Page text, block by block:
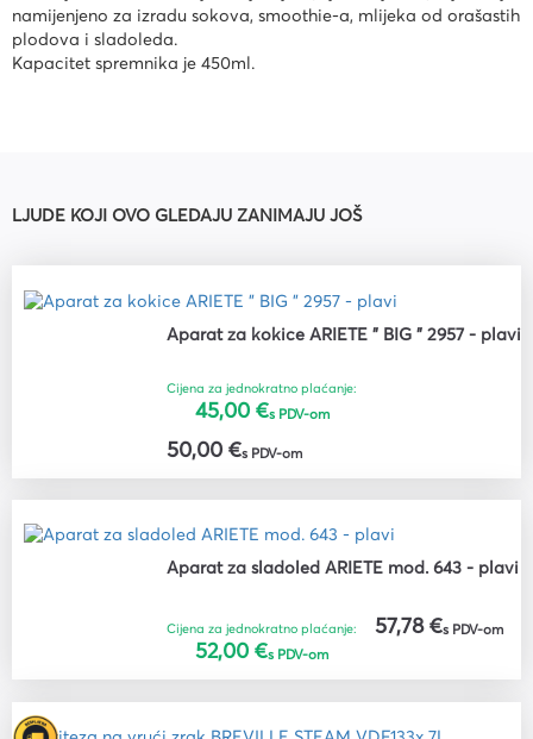
namijenjeno za izradu sokova, smoothie-a, mlijeka od orašastih
plodova i sladoleda.
Kapacitet spremnika je 450ml.
LJUDE KOJI OVO GLEDAJU ZANIMAJU JOŠ
Aparat za kokice ARIETE " BIG " 2957 - plavi
Cijena za jednokratno plaćanje:
45,00 €s PDV-om
50,00 €s PDV-om
Aparat za sladoled ARIETE mod. 643 - plavi
Cijena za jednokratno plaćanje:
52,00 €s PDV-om
57,78 €s PDV-om